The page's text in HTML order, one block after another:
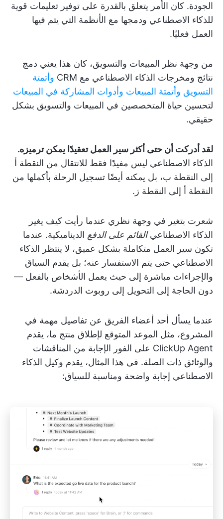
الجودة. كان الأمر يتعلق بالقدرة على توفير تعليمات قوية
للذكاء الاصطناعي ودمجها مع الأنظمة التي يتم فيها
العمل فعليًا.
من وجهة نظر المبيعات والتسويق، كان هذا يعني دمج
نتائج ومخرجات الذكاء الاصطناعي مع CRM
وأتمتة
التسويق وأتمتة المبيعات وأدوات المشاركة في المبيعات
لتحسين حياة المتخصصين في المبيعات والتسويق بشكل
حقيقي.
لقد أدركت أن حتى أكثر سير العمل تعقيدًا يمكن ترميزه.
الذكاء الاصطناعي ليس مفيدًا فقط للانتقال من النقطة أ
إلى النقطة ب، بل يمكنه أيضًا تسجيل الرحلة بأكملها من
النقطة أ إلى النقطة ز.
شعرت بتغير في وجهة نظري عندما رأيت كيف يغير
الذكاء الاصطناعيالقائم على الدفع الديناميكية. عندما
تكون سير العمل متكاملة بشكل عميق، لا ينتظر الذكاء
الاصطناعي حتى يتم الاستفسار عنه؛ بل يقدم السياق
والإجراءات مباشرة إلى حيث يعمل الأشخاص بالفعل —
دون الحاجة إلى التحويل إلى روبوت الدردشة.
عندما يسأل أحد أعضاء الفريق عن تفاصيل مهمة في
المشروع، مثل الموعد المتوقع لإطلاق منتج ما، يقدم
ClickUp Agent على الفور الإجابة من المناقشات
والوثائق ذات الصلة. في هذا المثال، يقدم وكيل الذكاء
الاصطناعي إجابة واضحة ومناسبة للسياق: